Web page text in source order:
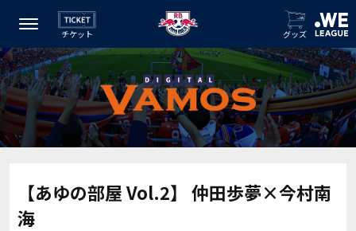
チケット グッズ
【あゆの部屋 Vol.2】 仲田歩夢×今村南
海